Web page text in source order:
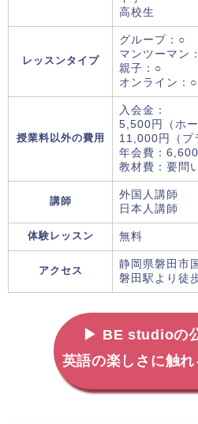
高校生
レッスンタイプ
グループ：○
マンツーマン
親子：○
オンライン：○
授業料以外の費用
入会金：
5,500円（ホ
11,000円（プ
年会費：
教材費：要問
講師
外国人講師
日本人講師
体験レッスン 無料
アクセス
静岡県磐田市
磐田駅より徒
▶ BE studioの
英語の楽しさに触れ